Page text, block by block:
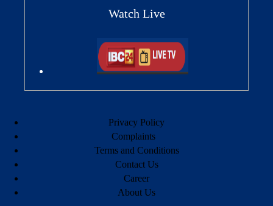
Watch Live
Privacy Policy
Complaints
Terms and Conditions
Contact Us
Career
About Us